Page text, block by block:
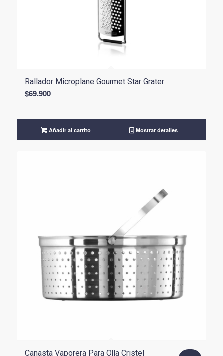
Rallador Microplane Gourmet Star Grater
$69.900
Añadir al carrito Mostrar detalles
Canasta Vaporera Para Olla Cristel